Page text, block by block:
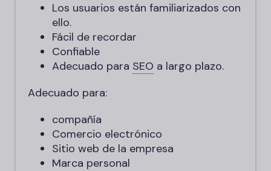
Los usuarios están familiarizados con
ello.
Fácil de recordar
Confiable
Adecuado para SEO a largo plazo.
Adecuado para:
compañía
Comercio electrónico
Sitio web de la empresa
Marca personal